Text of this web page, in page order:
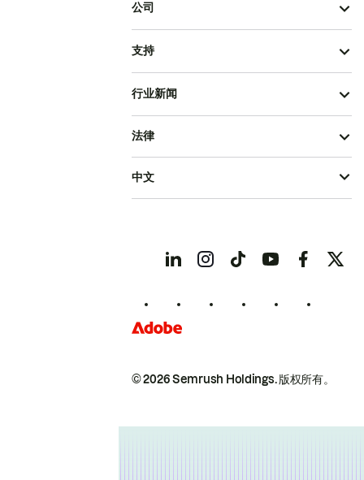
公司
支持
行业新闻
© 2026 Semrush Holdings.版权所有。
法律
中文